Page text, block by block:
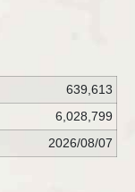
639,613
6,028,799
2026/08/07